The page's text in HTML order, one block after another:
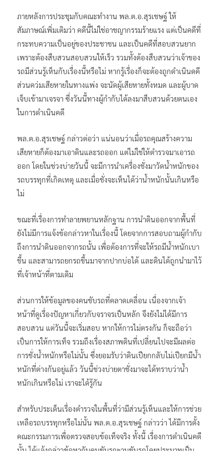
ภายหลังการประชุมกับคณะทำงาน พล.ต.อ.สุรเชษฐ์ ให้
สัมภาษณ์เพิ่มเติมว่า คดีนี้ไม่ใช่อาชญากรรมร้ายแรง แต่เป็นคดีที่
กระทบความเป็นอยู่ของประชาชน และเป็นคดีที่สอบสวนยาก
เพราะต้องสืบสวนสอบสวนให้เร็ว รวมทั้งต้องสืบสวนว่าเจ้าของ
รถมีส่วนรู้เห็นกับเรื่องนี้หรือไม่ หากรู้เรื่องก็จะต้องถูกดำเนินดคี
ส่วนคว่มเสียหายในทางแพ่ง จะนัดผู้เสียหายทั้งหมด และผู้บาด
เจ็บเข้ามาเจรจา ซึ่งวันนี้ทางผู้กำกับได้ลงมาสืบสวนด้วยตนเอง
ในการดำเนินคดี
พล.ต.อ.สุรเชษฐ์ กล่าวต่อว่า แน่นอนว่าเมื่อรถคุณสร้างความ
เสียหายก็ต้องมาเอาดินและรถออก แต่ไม่ใช่ให้ตำรวจมาเอารถ
ออก โดยในช่วงบ่ายวันนี้ จะมีการนำเครื่องชั่งมาวัดน้ำหนักของ
รถบรรทุกที่เกิดเหตุ และเมื่อชั่งจะเห็นได้ว่าน้ำหนักนั้นเกินหรือ
ไม่
ขณะที่เรื่องการทำลายพยานหลักฐาน การนำดินออกจากพื้นที่
ยังไม่มีการแจ้งข้อกล่าวหาในเรื่องนี้ โดยจากการสอบถามผู้กำกับ
ถึงการนำดินออกจากรถนั้น เพื่อต้องการที่จะให้รถมีน้ำหนักเบา
ขึ้น และสามารถยกรถขึ้นมาจากปากบ่อได้ และดินได้ถูกนำมาไว้
ที่เจ้าหน้าที่ตามเดิม
ส่วนการให้ข้อมูลของคนขับรถที่คลาดเคลื่อน เนื่องจากเจ้า
หน้าที่ดูเรื่องปัญหาเกี่ยวกับจราจรเป็นหลัก จึงยังไม่ได้มีการ
สอบสวน แต่วันนี้จะเริ่มสอบ หากให้การไม่ตรงกัน ก็จะถือว่า
เป็นการให้การเท็จ รวมถึงเรื่องสภาพดินที่เปลี่ยนไปจะมีผลต่อ
การชั่งน้ำหนักหรือไม่นั้น ซึ่งยอมรับว่าดินเปียกกลับไม่เปียกมีน้ำ
หนักที่ต่างกันอยู่แล้ว วันนี้ช่วงบ่ายตาชั่งมาจะได้ทราบว่าน้ำ
หนักเกินหรือไม่ เราจะได้รู้กัน
สำหรับประเด็นเรื่องตำรวจในพื้นที่ว่ามีส่วนรู้เห็นและให้การช่วย
เหลือรถบรรทุกหรือไม่นั้น พล.ต.อ.สุรเชษฐ์ กล่าวว่า ได้มีการตั้ง
คณะกรรมการเพื่อตรวจสอบข้อเท็จจริง ทั้งนี้ เรื่องการดำเนินคดี